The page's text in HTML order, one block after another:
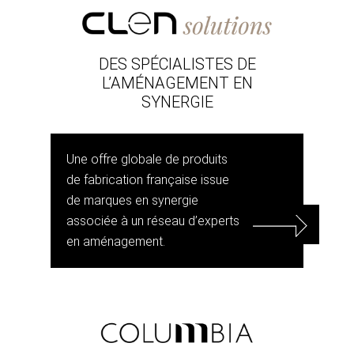
DES SPÉCIALISTES DE
L’AMÉNAGEMENT EN
SYNERGIE
Une offre globale de produits
de fabrication française issue
de marques en synergie
associée à un réseau d’experts
en aménagement.